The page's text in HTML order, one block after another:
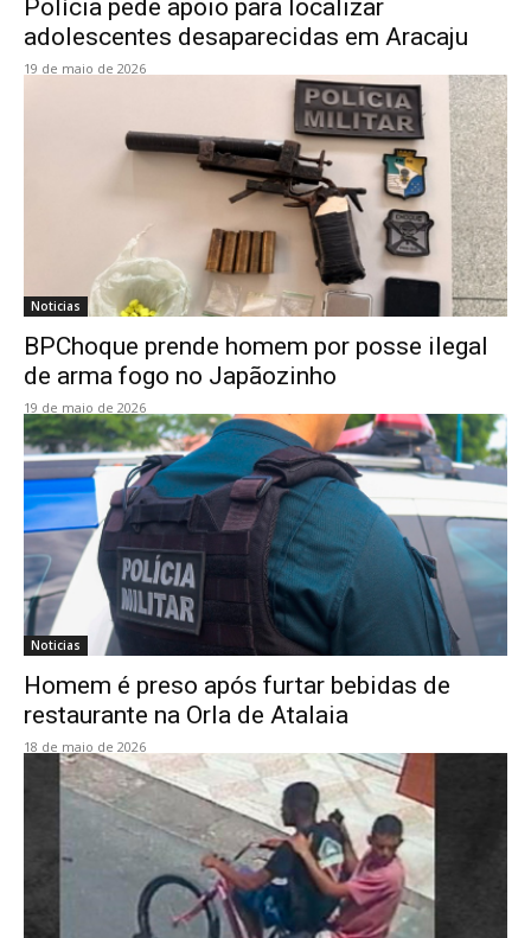
Polícia pede apoio para localizar
adolescentes desaparecidas em Aracaju
19 de maio de 2026
Noticias
BPChoque prende homem por posse ilegal
de arma fogo no Japãozinho
19 de maio de 2026
Noticias
Homem é preso após furtar bebidas de
restaurante na Orla de Atalaia
18 de maio de 2026